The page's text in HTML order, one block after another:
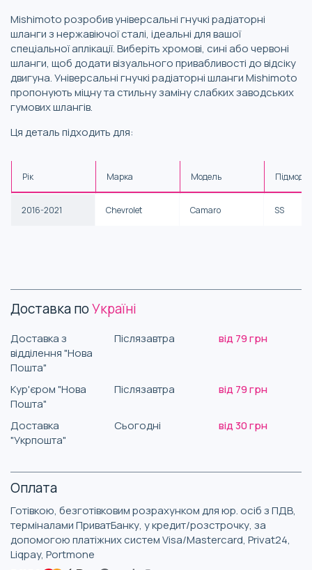
Mishimoto розробив універсальні гнучкі радіаторні
шланги з нержавіючої сталі, ідеальні для вашої
спеціальної аплікації. Виберіть хромові, сині або червоні
шланги, щоб додати візуального привабливості до відсіку
двигуна. Універсальні гнучкі радіаторні шланги Mishimoto
пропонують міцну та стильну заміну слабких заводських
гумових шлангів.
Ця деталь підходить для:
Рік Марка Модель
2016-2021 Chevrolet Camaro SS
Доставка поУкраїні
Доставка з
відділення "Нова
Пошта"
Післязавтра від 79 грн
Кур'єром "Нова
Пошта"
Післязавтра від 79 грн
Доставка
"Укрпошта"
Сьогодні від 30 грн
Оплата
Готівкою, безготівковим розрахунком для юр. осіб з ПДВ,
терміналами ПриватБанку, у кредит/розстрочку, за
допомогою платіжних систем Visa/Mastercard, Privat24,
Liqpay, Portmone